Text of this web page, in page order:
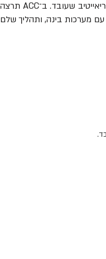
לזהות תובנה, לבנות בריף וכיוון, להבין מותגים ואנשים, לבחור מה לעשות ולהוביל את זה עד שזה נהיה קריאייטיב שעובד. ב־ACC תרצה
מערכות בינה, ותהליך שלם